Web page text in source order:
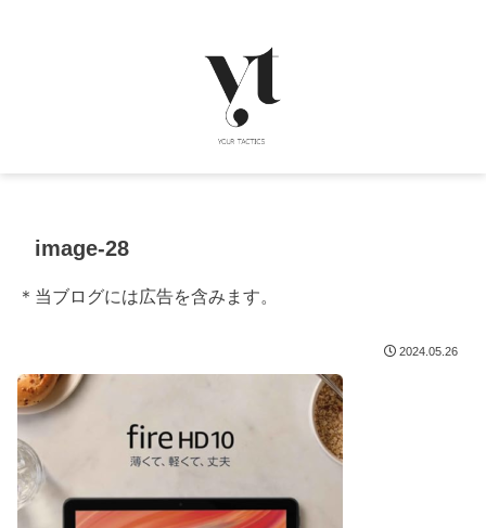
image-28
＊当ブログには広告を含みます。
2024.05.26